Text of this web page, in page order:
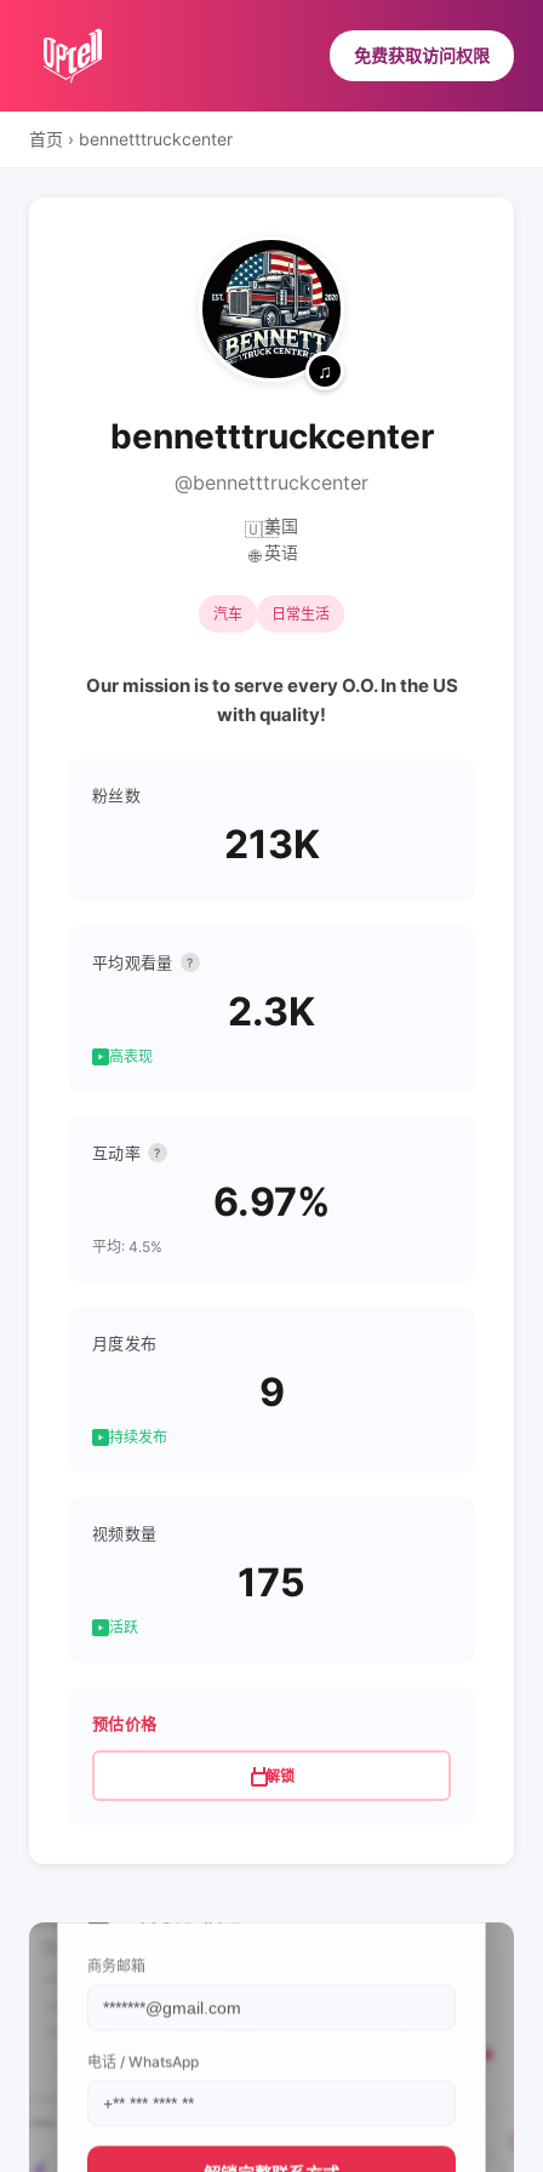
免费获取访问权限
首页 › bennetttruckcenter
bennetttruckcenter
@bennetttruckcenter
🇺🇸美国
🌐 英语
汽车 日常生活
Our mission is to serve every O.O. In the US
with quality!
粉丝数
213K
平均观看量 ?
2.3K
高表现
互动率 ?
6.97%
平均: 4.5%
月度发布
9
持续发布
视频数量
175
活跃
预估价格
解锁
商务邮箱
电话 / WhatsApp